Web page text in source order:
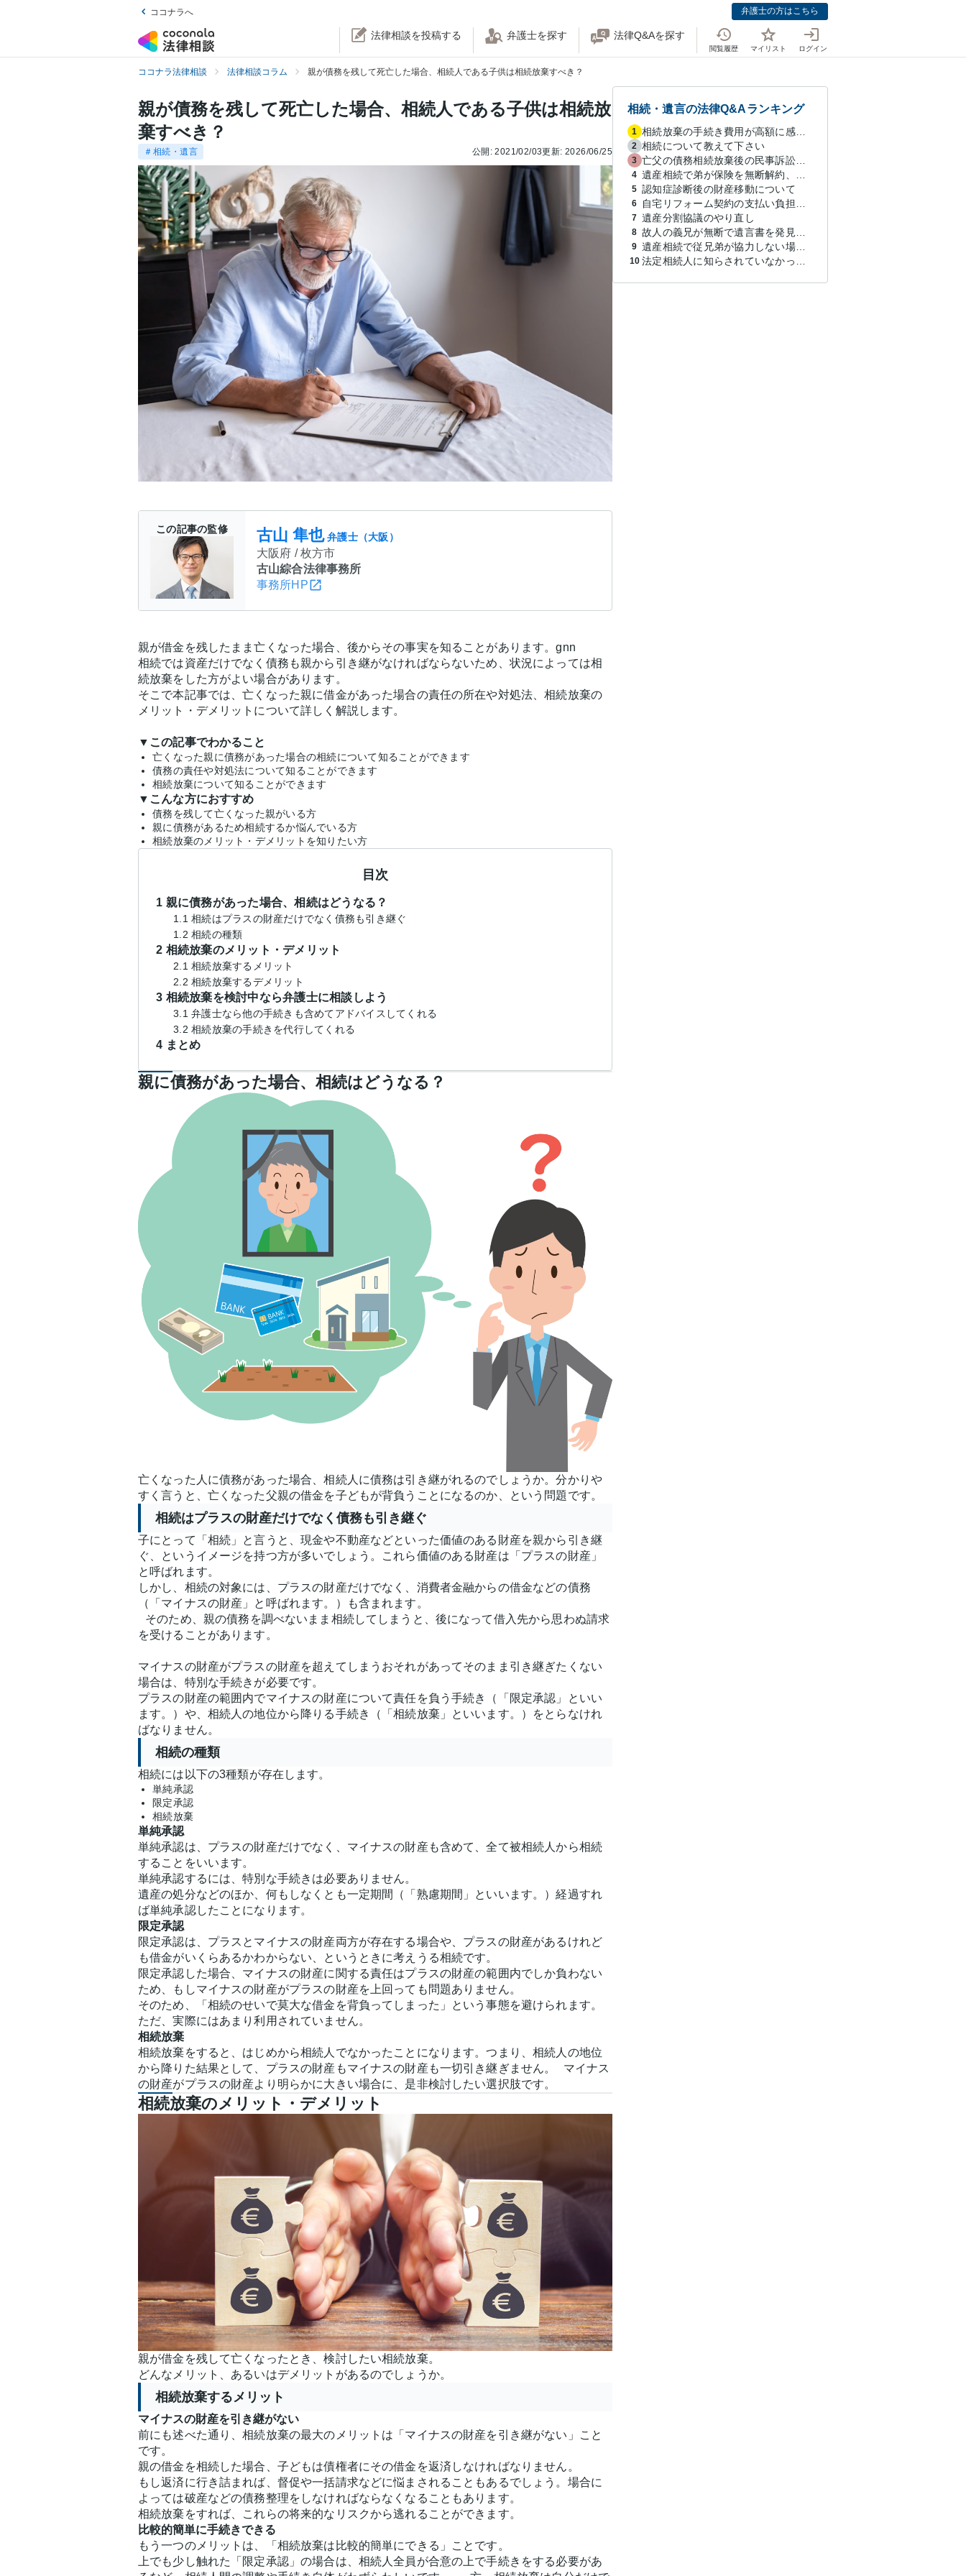
ココナラへ 弁護士の方はこちら
法律相談を投稿する 弁護士を探す 法律Q&Aを探す
閲覧履歴 マイリスト ログイン
ココナラ法律相談 法律相談コラム 親が債務を残して死亡した場合、相続人である子供は相続放棄すべき？
親が債務を残して死亡した場合、相続人である子供は相続放
棄すべき？
＃相続・遺言 公開:2021/02/03更新: 2026/06/25
この記事の監修 古山 隼也 弁護士（大阪）
大阪府 / 枚方市
古山綜合法律事務所
事務所HP
親が借金を残したまま亡くなった場合、後からその事実を知ることがあります。gnn
相続では資産だけでなく債務も親から引き継がなければならないため、状況によっては相
続放棄をした方がよい場合があります。
そこで本記事では、亡くなった親に借金があった場合の責任の所在や対処法、相続放棄の
メリット・デメリットについて詳しく解説します。
▼この記事でわかること
亡くなった親に債務があった場合の相続について知ることができます
債務の責任や対処法について知ることができます
相続放棄について知ることができます
▼こんな方におすすめ
債務を残して亡くなった親がいる方
親に債務があるため相続するか悩んでいる方
相続放棄のメリット・デメリットを知りたい方
目次
1 親に債務があった場合、相続はどうなる？
1.1 相続はプラスの財産だけでなく債務も引き継ぐ
1.2 相続の種類
2 相続放棄のメリット・デメリット
2.1 相続放棄するメリット
2.2 相続放棄するデメリット
3 相続放棄を検討中なら弁護士に相談しよう
3.1 弁護士なら他の手続きも含めてアドバイスしてくれる
3.2 相続放棄の手続きを代行してくれる
4 まとめ
親に債務があった場合、相続はどうなる？
亡くなった人に債務があった場合、相続人に債務は引き継がれるのでしょうか。分かりや
すく言うと、亡くなった父親の借金を子どもが背負うことになるのか、という問題です。
相続はプラスの財産だけでなく債務も引き継ぐ
子にとって「相続」と言うと、現金や不動産などといった価値のある財産を親から引き継
ぐ、というイメージを持つ方が多いでしょう。これら価値のある財産は「プラスの財産」
と呼ばれます。
しかし、相続の対象には、プラスの財産だけでなく、消費者金融からの借金などの債務
（「マイナスの財産」と呼ばれます。）も含まれます。
そのため、親の債務を調べないまま相続してしまうと、後になって借入先から思わぬ請求
を受けることがあります。
マイナスの財産がプラスの財産を超えてしまうおそれがあってそのまま引き継ぎたくない
場合は、特別な手続きが必要です。
プラスの財産の範囲内でマイナスの財産について責任を負う手続き（「限定承認」といい
ます。）や、相続人の地位から降りる手続き（「相続放棄」といいます。）をとらなけれ
ばなりません。
相続の種類
相続には以下の3種類が存在します。
単純承認
限定承認
相続放棄
単純承認
単純承認は、プラスの財産だけでなく、マイナスの財産も含めて、全て被相続人から相続
することをいいます。
単純承認するには、特別な手続きは必要ありません。
遺産の処分などのほか、何もしなくとも一定期間（「熟慮期間」といいます。）経過すれ
ば単純承認したことになります。
限定承認
限定承認は、プラスとマイナスの財産両方が存在する場合や、プラスの財産があるけれど
も借金がいくらあるかわからない、というときに考えうる相続です。
限定承認した場合、マイナスの財産に関する責任はプラスの財産の範囲内でしか負わない
ため、もしマイナスの財産がプラスの財産を上回っても問題ありません。
そのため、「相続のせいで莫大な借金を背負ってしまった」という事態を避けられます。
ただ、実際にはあまり利用されていません。
相続放棄
相続放棄をすると、はじめから相続人でなかったことになります。つまり、相続人の地位
から降りた結果として、プラスの財産もマイナスの財産も一切引き継ぎません。 マイナス
の財産がプラスの財産より明らかに大きい場合に、是非検討したい選択肢です。
相続放棄のメリット・デメリット
親が借金を残して亡くなったとき、検討したい相続放棄。
どんなメリット、あるいはデメリットがあるのでしょうか。
相続放棄するメリット
マイナスの財産を引き継がない
前にも述べた通り、相続放棄の最大のメリットは「マイナスの財産を引き継がない」こと
です。
親の借金を相続した場合、子どもは債権者にその借金を返済しなければなりません。
もし返済に行き詰まれば、督促や一括請求などに悩まされることもあるでしょう。場合に
よっては破産などの債務整理をしなければならなくなることもあります。
相続放棄をすれば、これらの将来的なリスクから逃れることができます。
比較的簡単に手続きできる
もう一つのメリットは、「相続放棄は比較的簡単にできる」ことです。
上でも少し触れた「限定承認」の場合は、相続人全員が合意の上で手続きをする必要があ
相続・遺言の法律Q&Aランキング
1 相続放棄の手続き費用が高額に感じるが妥当か知りたい
2 相続について教えて下さい
3 亡父の債務相続放棄後の民事訴訟への法的対応についての相談
4
5 認知症診断後の財産移動について
6
7 遺産分割協議のやり直し
8
9 遺産相続で従兄弟が協力しない場合の対処法は？
10